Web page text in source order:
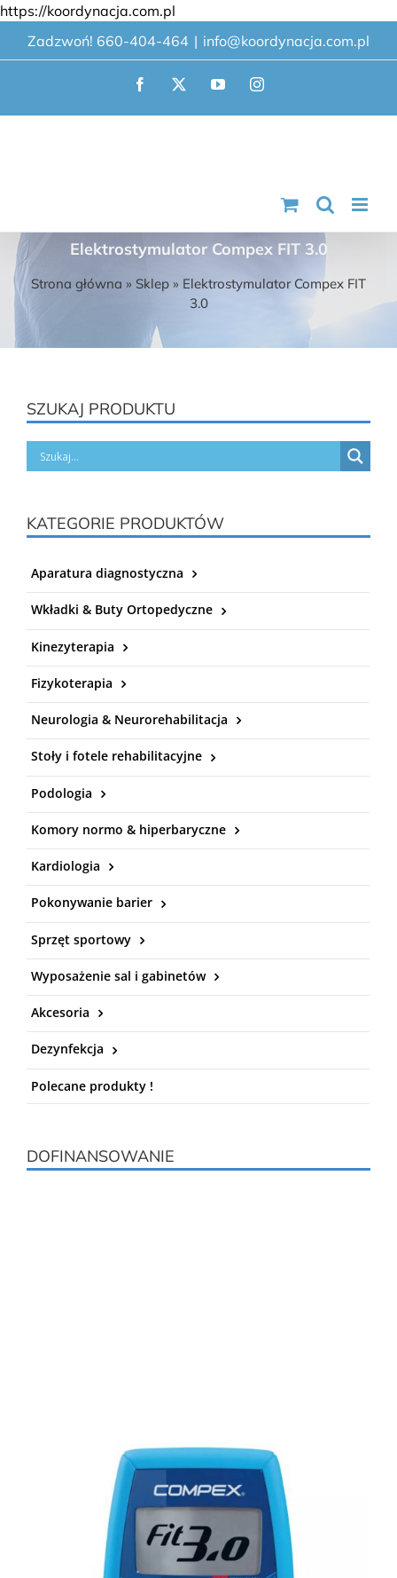
https://koordynacja.com.pl
do
zawartości
Zadzwoń! 660-404-464 | info@koordynacja.com.pl
Facebook
X YouTubeInstagram
Elektrostymulator Compex FIT 3.0
Strona główna » Sklep » Elektrostymulator Compex FIT
3.0
SZUKAJ PRODUKTU
KATEGORIE PRODUKTÓW
Aparatura diagnostyczna
Wkładki & Buty Ortopedyczne
Kinezyterapia
Fizykoterapia
Neurologia & Neurorehabilitacja
Stoły i fotele rehabilitacyjne
Podologia
Komory normo & hiperbaryczne
Kardiologia
Pokonywanie barier
Sprzęt sportowy
Wyposażenie sal i gabinetów
Akcesoria
Dezynfekcja
Polecane produkty !
DOFINANSOWANIE